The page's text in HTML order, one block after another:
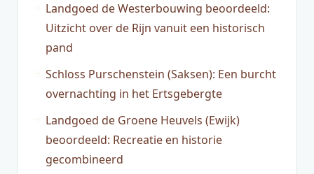
Landgoed de Westerbouwing beoordeeld:
Uitzicht over de Rijn vanuit een historisch
pand
Schloss Purschenstein (Saksen): Een burcht
overnachting in het Ertsgebergte
Landgoed de Groene Heuvels (Ewijk)
beoordeeld: Recreatie en historie
gecombineerd